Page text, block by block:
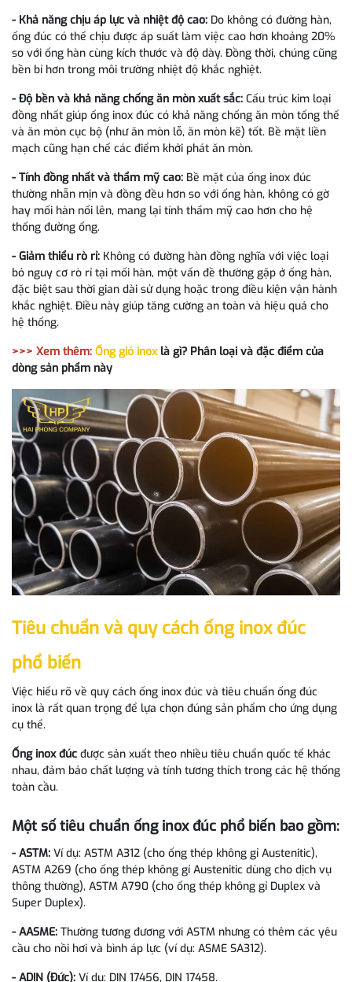
- Khả năng chịu áp lực và nhiệt độ cao: Do không có đường hàn,
ống đúc có thể chịu được áp suất làm việc cao hơn khoảng 20%
so với ống hàn cùng kích thước và độ dày. Đồng thời, chúng cũng
bền bỉ hơn trong môi trường nhiệt độ khắc nghiệt.
- Độ bền và khả năng chống ăn mòn xuất sắc: Cấu trúc kim loại
đồng nhất giúp ống inox đúc có khả năng chống ăn mòn tổng thể
và ăn mòn cục bộ (như ăn mòn lỗ, ăn mòn kẽ) tốt. Bề mặt liền
mạch cũng hạn chế các điểm khởi phát ăn mòn.
- Tính đồng nhất và thẩm mỹ cao: Bề mặt của ống inox đúc
thường nhẵn mịn và đồng đều hơn so với ống hàn, không có gờ
hay mối hàn nổi lên, mang lại tính thẩm mỹ cao hơn cho hệ
thống đường ống.
- Giảm thiểu rò rỉ: Không có đường hàn đồng nghĩa với việc loại
bỏ nguy cơ rò rỉ tại mối hàn, một vấn đề thường gặp ở ống hàn,
đặc biệt sau thời gian dài sử dụng hoặc trong điều kiện vận hành
khắc nghiệt. Điều này giúp tăng cường an toàn và hiệu quả cho
hệ thống.
>>> Xem thêm: Ống gió inoxlà gì? Phân loại và đặc điểm của
dòng sản phẩm này
Tiêu chuẩn và quy cách ống inox đúc
phổ biến
Việc hiểu rõ về quy cách ống inox đúc và tiêu chuẩn ống đúc
inox là rất quan trọng để lựa chọn đúng sản phẩm cho ứng dụng
cụ thể.
Ống inox đúc được sản xuất theo nhiều tiêu chuẩn quốc tế khác
nhau, đảm bảo chất lượng và tính tương thích trong các hệ thống
toàn cầu.
Một số tiêu chuẩn ống inox đúc phổ biến bao gồm:
- ASTM: Ví dụ: ASTM A312 (cho ống thép không gỉ Austenitic),
ASTM A269 (cho ống thép không gỉ Austenitic dùng cho dịch vụ
thông thường), ASTM A790 (cho ống thép không gỉ Duplex và
Super Duplex).
- AASME: Thường tương đương với ASTM nhưng có thêm các yêu
cầu cho nồi hơi và bình áp lực (ví dụ: ASME SA312).
- ADIN (Đức): Ví dụ: DIN 17456, DIN 17458.